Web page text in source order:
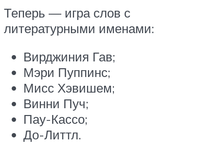
Теперь — игра слов с
литературными именами:
Вирджиния Гав;
Мэри Пуппинс;
Мисс Хэвишем;
Винни Пуч;
Пау-Кассо;
До-Литтл.